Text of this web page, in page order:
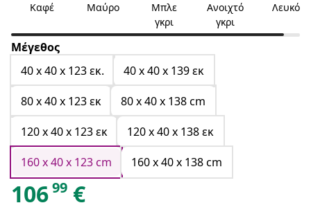
Καφέ Μαύρο
Μπλε
γκρι
Ανοιχτό
γκρι
Λευκό
Μέγεθος
40 x 40 x 123 εκ.
40 x 40 x 139 εκ
80 x 40 x 123 εκ
80 x 40 x 138 cm
120 x 40 x 123 εκ
120 x 40 x 138 εκ
160 x 40 x 123 cm
160 x 40 x 138 cm
10699 €